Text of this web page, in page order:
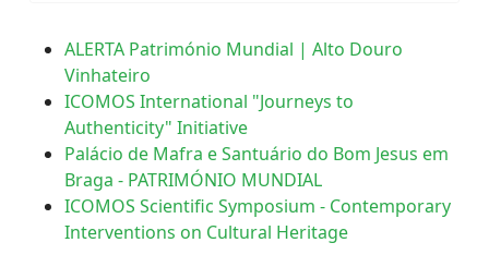
ALERTA Património Mundial | Alto Douro
Vinhateiro
ICOMOS International "Journeys to
Authenticity" Initiative
Palácio de Mafra e Santuário do Bom Jesus em
Braga - PATRIMÓNIO MUNDIAL
ICOMOS Scientific Symposium - Contemporary
Interventions on Cultural Heritage